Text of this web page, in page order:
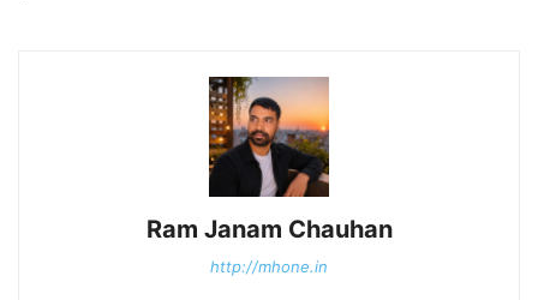
Ram Janam Chauhan
http://mhone.in